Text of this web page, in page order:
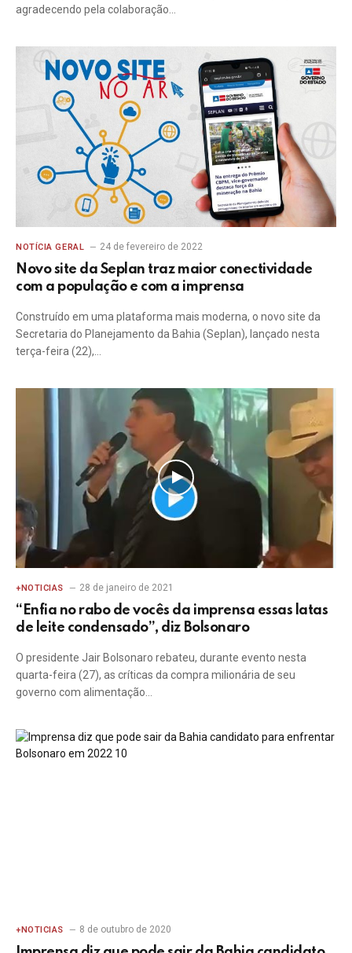
agradecendo pela colaboração…
NOTÍCIA GERAL 24 de fevereiro de 2022
Novo site da Seplan traz maior conectividade
com a população e com a imprensa
Construído em uma plataforma mais moderna, o novo site da
Secretaria do Planejamento da Bahia (Seplan), lançado nesta
terça-feira (22),…
+NOTICIAS 28 de janeiro de 2021
“Enfia no rabo de vocês da imprensa essas latas
de leite condensado”, diz Bolsonaro
O presidente Jair Bolsonaro rebateu, durante evento nesta
quarta-feira (27), as críticas da compra milionária de seu
governo com alimentação…
+NOTICIAS 8 de outubro de 2020